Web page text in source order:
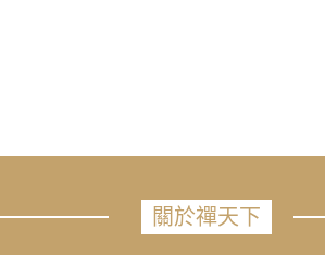
關於禪天下